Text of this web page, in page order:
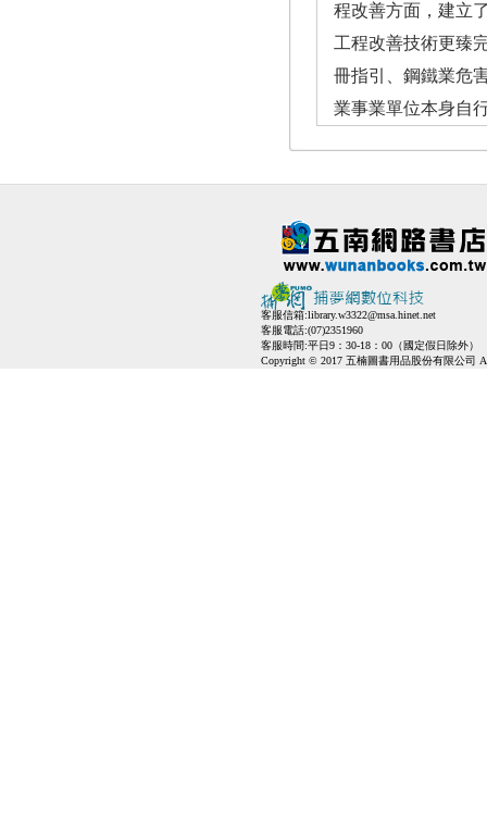
程改善方面，建立
工程改善技術更臻
冊指引、鋼鐵業危
業事業單位本身自
客服信箱:library.w3322@msa.hinet.net
客服電話:(07)2351960
客服時間:平日9：30-18：00（國定假日除外）
Copyright © 2017 五楠圖書用品股份有限公司